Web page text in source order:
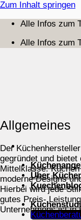
Zum Inhalt springen
Alle Infos zum
Alle Infos zum
Über
Allgemeines
Der
gegründet und
Mittelklasse.
moderne Designs
Hierbei wird jede
gutes Preis-
Unternehmens ist in